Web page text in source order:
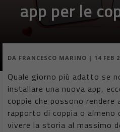
app per le
DA FRANCESCO MARINO | 14 FEB
Quale giorno più adatto se
installare una nuova app,
coppie che possono rendere
rapporto di coppia o
vivere la storia al massimo